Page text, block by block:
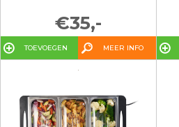
€35,-
TOEVOEGEN MEER INFO